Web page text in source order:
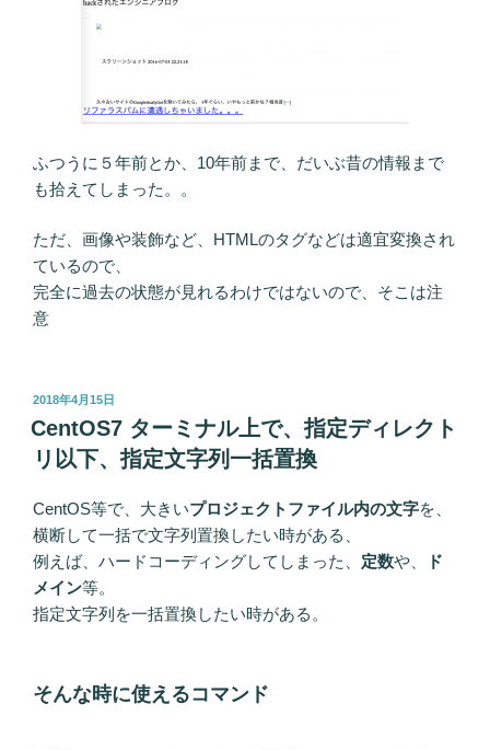
ふつうに５年前とか、10年前まで、だいぶ昔の情報まで
も拾えてしまった。。
ただ、画像や装飾など、HTMLのタグなどは適宜変換され
ているので、
完全に過去の状態が見れるわけではないので、そこは注
意
投
稿
日:
2018年4月15日
CentOS7 ターミナル上で、指定ディレクト
リ以下、指定文字列一括置換
CentOS等で、大きいプロジェクトファイル内の文字を、
横断して一括で文字列置換したい時がある、
例えば、ハードコーディングしてしまった、 定数や、
ド
メイン等。
指定文字列を一括置換したい時がある。
そんな時に使えるコマンド